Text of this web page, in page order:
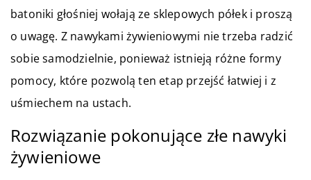
batoniki głośniej wołają ze sklepowych półek i proszą
o uwagę. Z nawykami żywieniowymi nie trzeba radzić
sobie samodzielnie, ponieważ istnieją różne formy
pomocy, które pozwolą ten etap przejść łatwiej i z
uśmiechem na ustach.
Rozwiązanie pokonujące złe nawyki
żywieniowe